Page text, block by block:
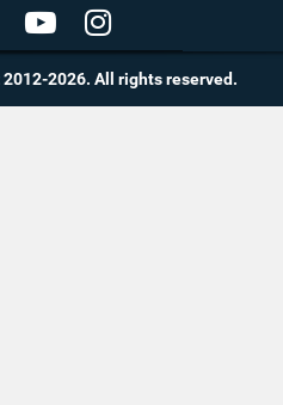
2026. All rights reserved.